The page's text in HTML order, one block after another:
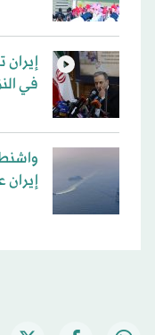
في